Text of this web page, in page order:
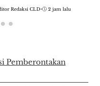
Redaksi CLD• 2 jam lalu
Pemberontakan